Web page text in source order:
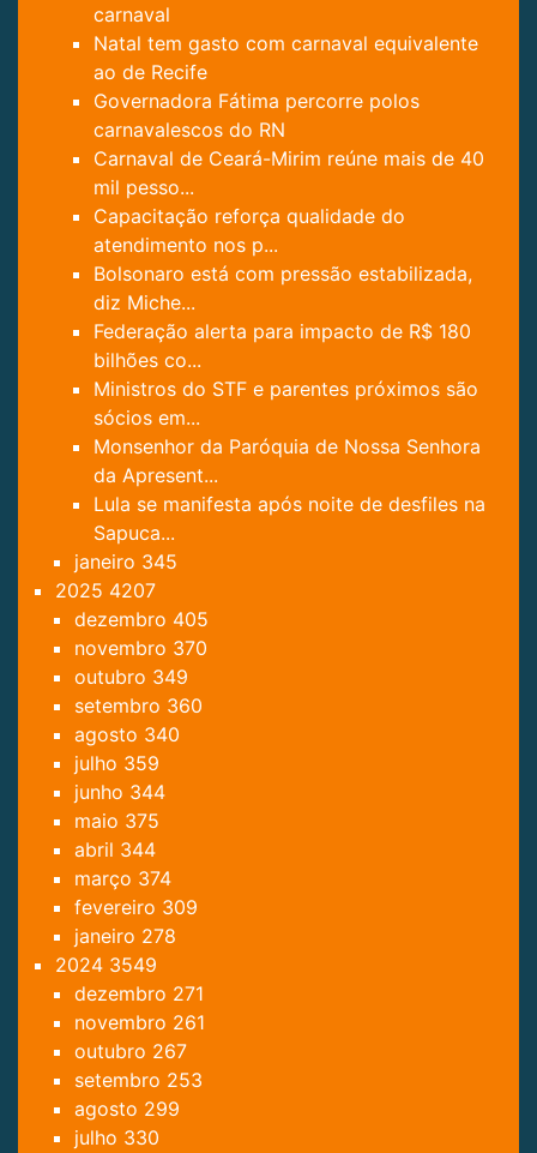
carnaval
Natal tem gasto com carnaval equivalente
ao de Recife
Governadora Fátima percorre polos
carnavalescos do RN
Carnaval de Ceará-Mirim reúne mais de 40
mil pesso...
Capacitação reforça qualidade do
atendimento nos p...
Bolsonaro está com pressão estabilizada,
diz Miche...
Federação alerta para impacto de R$ 180
bilhões co...
Ministros do STF e parentes próximos são
sócios em...
Monsenhor da Paróquia de Nossa Senhora
da Apresent...
Lula se manifesta após noite de desfiles na
Sapuca...
janeiro 345
2025 4207
dezembro 405
novembro 370
outubro 349
setembro 360
agosto 340
julho 359
junho 344
maio 375
abril 344
março 374
fevereiro 309
janeiro 278
2024 3549
dezembro 271
novembro 261
outubro 267
setembro 253
agosto 299
julho 330